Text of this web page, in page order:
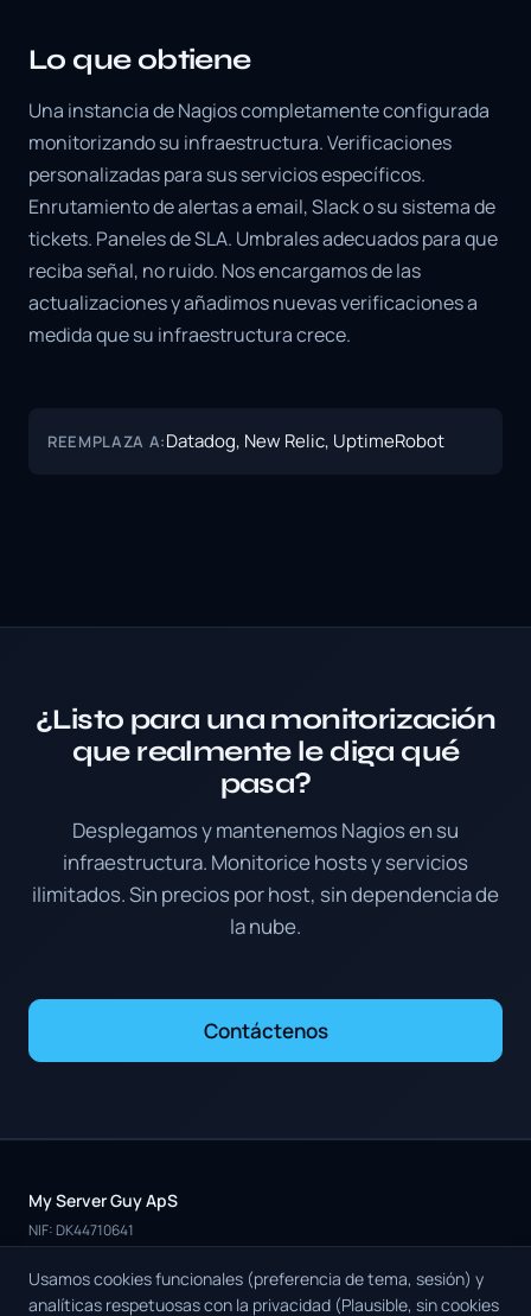
Lo que obtiene
Una instancia de Nagios completamente configurada
monitorizando su infraestructura. Verificaciones
personalizadas para sus servicios específicos.
Enrutamiento de alertas a email, Slack o su sistema de
tickets. Paneles de SLA. Umbrales adecuados para que
reciba señal, no ruido. Nos encargamos de las
actualizaciones y añadimos nuevas verificaciones a
medida que su infraestructura crece.
REEMPLAZA A:Datadog, New Relic, UptimeRobot
¿Listo para una monitorización
que realmente le diga qué
pasa?
Desplegamos y mantenemos Nagios en su
infraestructura. Monitorice hosts y servicios
ilimitados. Sin precios por host, sin dependencia de
la nube.
Contáctenos
Usamos cookies funcionales (preferencia de tema, sesión) y
analíticas respetuosas con la privacidad (Plausible, sin cookies
My Server Guy ApS
NIF: DK44710641
PlataformaServiciosRevisión de SaludPreciosNosotrosContacto
Casos de EstudioActualizacionesTérminos y Condiciones
Privacidad Cookies